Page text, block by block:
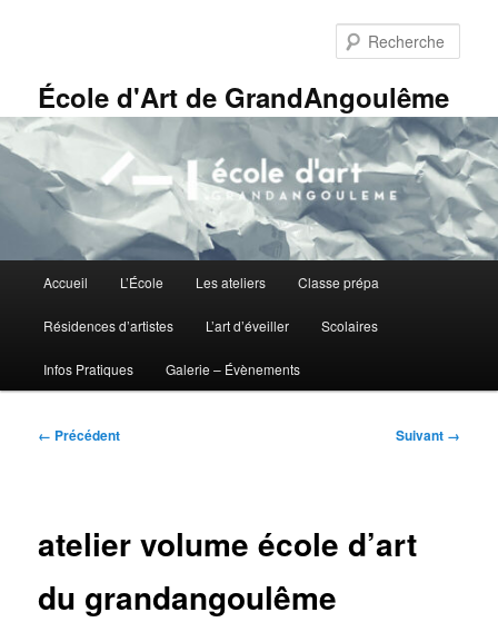
principalÉcole d'Art de GrandAngoulême
principal
Accueil L’École Les ateliers Classe prépa
Résidences d’artistes L’art d’éveiller Scolaires
Infos Pratiques Galerie – Évènements
Navigation
← Précédent Suivant →
atelier volume école d’art
du grandangoulême